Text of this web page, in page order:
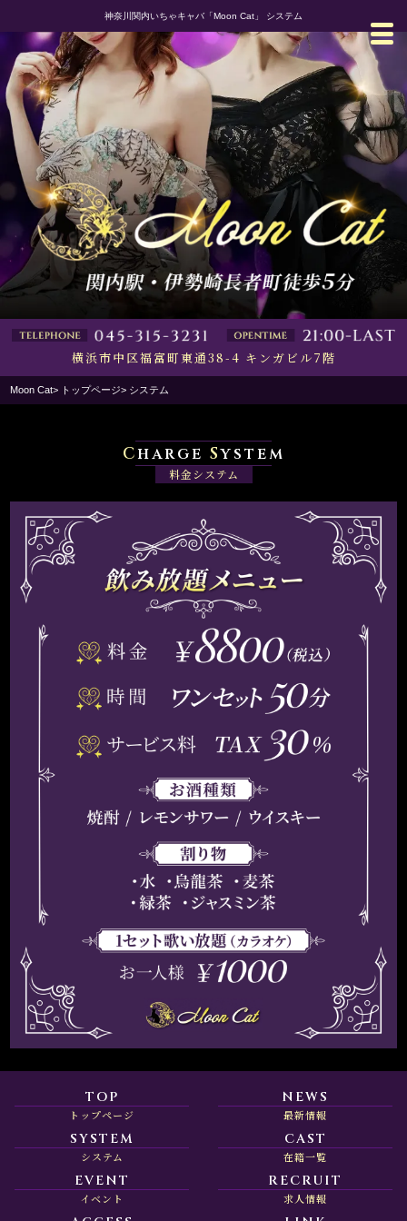
神奈川関内いちゃキャバ「Moon Cat」 システム
横浜市中区福富町東通38-4 キンガビル7階
Moon Cat トップページ システム
Charge System
料金システム
TOP
トップページ
NEWS
最新情報
SYSTEM
システム
CAST
在籍一覧
EVENT
イベント
RECRUIT
求人情報